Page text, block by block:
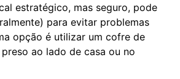
estratégico, mas seguro, pode
para evitar problemas
opção é utilizar um cofre de
ao lado de casa ou no